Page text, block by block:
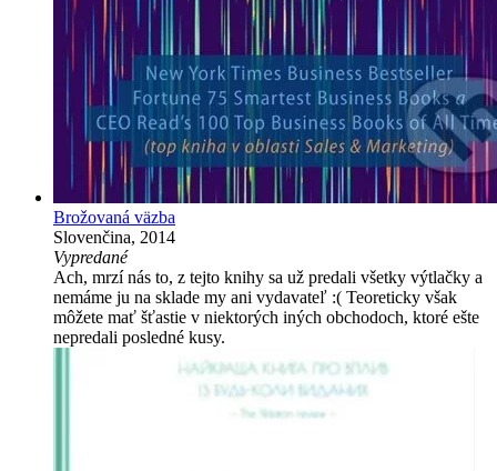
Brožovaná väzba
Slovenčina, 2014
Vypredané
Ach, mrzí nás to, z tejto knihy sa už predali všetky výtlačky a
nemáme ju na sklade my ani vydavateľ :( Teoreticky však
môžete mať šťastie v niektorých iných obchodoch, ktoré ešte
nepredali posledné kusy.